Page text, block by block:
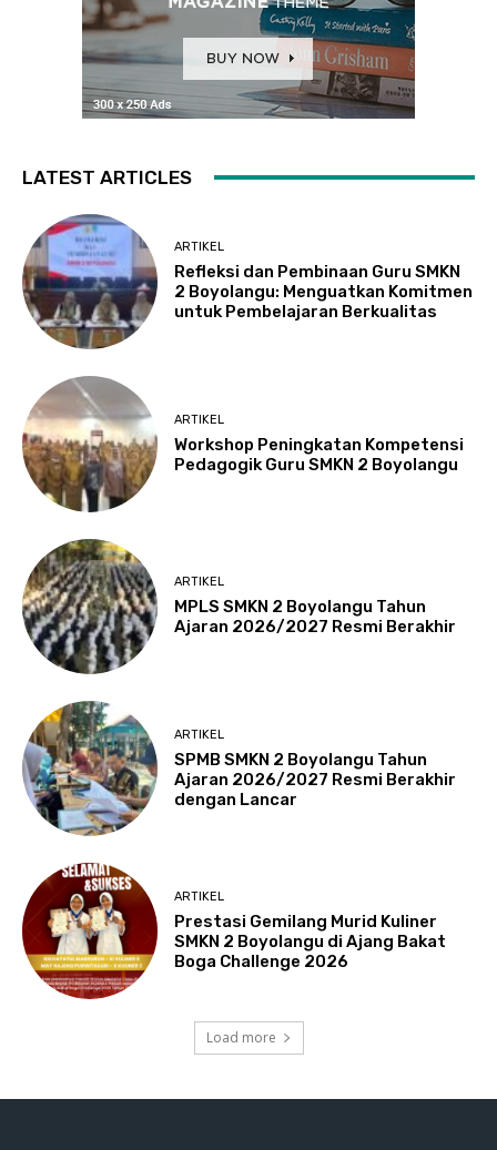
LATEST ARTICLES
ARTIKEL
Refleksi dan Pembinaan Guru SMKN
2 Boyolangu: Menguatkan Komitmen
untuk Pembelajaran Berkualitas
ARTIKEL
Workshop Peningkatan Kompetensi
Pedagogik Guru SMKN 2 Boyolangu
ARTIKEL
MPLS SMKN 2 Boyolangu Tahun
Ajaran 2026/2027 Resmi Berakhir
ARTIKEL
SPMB SMKN 2 Boyolangu Tahun
Ajaran 2026/2027 Resmi Berakhir
dengan Lancar
ARTIKEL
Prestasi Gemilang Murid Kuliner
SMKN 2 Boyolangu di Ajang Bakat
Boga Challenge 2026
Load more